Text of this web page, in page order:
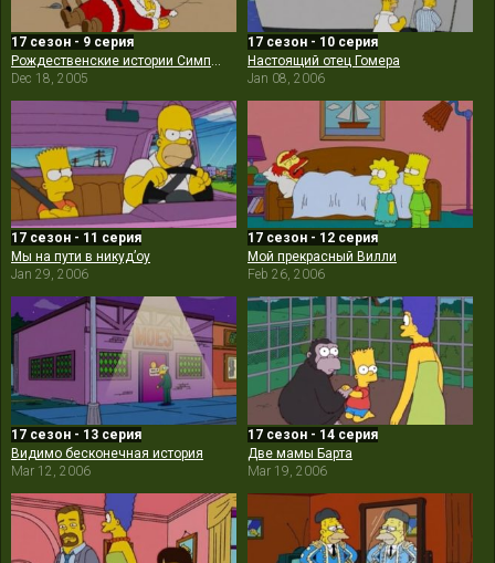
17 сезон - 9 серия
Рождественские истории Симпсонов
Dec 18, 2005
17 сезон - 10 серия
Настоящий отец Гомера
Jan 08, 2006
17 сезон - 11 серия
Мы на пути в никуд’оу
Jan 29, 2006
17 сезон - 12 серия
Мой прекрасный Вилли
Feb 26, 2006
17 сезон - 13 серия
Видимо бесконечная история
Mar 12, 2006
17 сезон - 14 серия
Две мамы Барта
Mar 19, 2006